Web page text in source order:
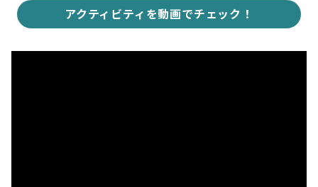
アクティビティを動画でチェック！